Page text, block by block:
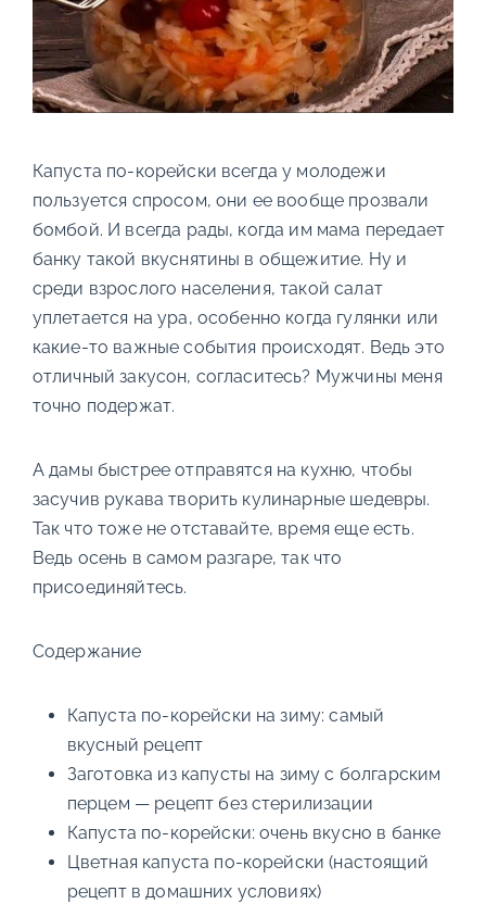
Капуста по-корейски всегда у молодежи
пользуется спросом, они ее вообще прозвали
бомбой. И всегда рады, когда им мама передает
банку такой вкуснятины в общежитие. Ну и
среди взрослого населения, такой салат
уплетается на ура, особенно когда гулянки или
какие-то важные события происходят. Ведь это
отличный закусон, согласитесь? Мужчины меня
точно подержат.
А дамы быстрее отправятся на кухню, чтобы
засучив рукава творить кулинарные шедевры.
Так что тоже не отставайте, время еще есть.
Ведь осень в самом разгаре, так что
присоединяйтесь.
Содержание
Капуста по-корейски на зиму: самый
вкусный рецепт
Заготовка из капусты на зиму с болгарским
перцем — рецепт без стерилизации
Капуста по-корейски: очень вкусно в банке
Цветная капуста по-корейски (настоящий
рецепт в домашних условиях)